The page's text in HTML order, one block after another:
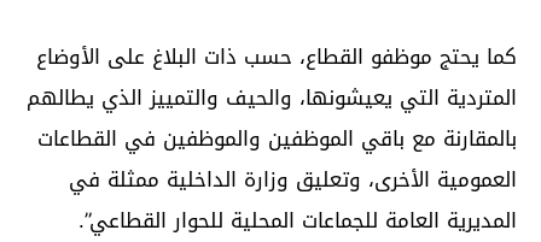
كما يحتج موظفو القطاع، حسب ذات البلاغ على الأوضاع
المتردية التي يعيشونها، والحيف والتمييز الذي يطالهم
بالمقارنة مع باقي الموظفين والموظفين في القطاعات
العمومية الأخرى، وتعليق وزارة الداخلية ممثلة في
المديرية العامة للجماعات المحلية للحوار القطاعي”.